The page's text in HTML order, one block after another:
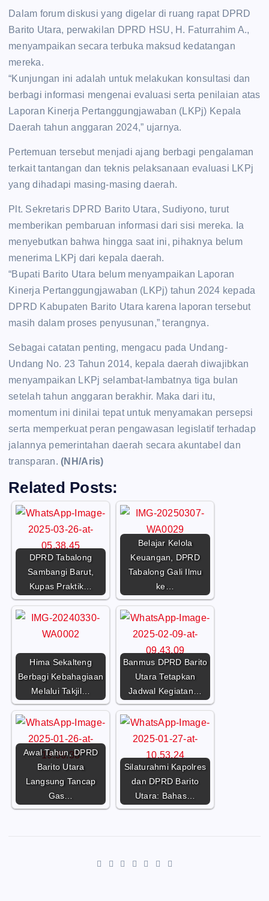
Dalam forum diskusi yang digelar di ruang rapat DPRD
Barito Utara, perwakilan DPRD HSU, H. Faturrahim A.,
menyampaikan secara terbuka maksud kedatangan
mereka.
“Kunjungan ini adalah untuk melakukan konsultasi dan
berbagi informasi mengenai evaluasi serta penilaian atas
Laporan Kinerja Pertanggungjawaban (LKPj) Kepala
Daerah tahun anggaran 2024,” ujarnya.
Pertemuan tersebut menjadi ajang berbagi pengalaman
terkait tantangan dan teknis pelaksanaan evaluasi LKPj
yang dihadapi masing-masing daerah.
Plt. Sekretaris DPRD Barito Utara, Sudiyono, turut
memberikan pembaruan informasi dari sisi mereka. Ia
menyebutkan bahwa hingga saat ini, pihaknya belum
menerima LKPj dari kepala daerah.
“Bupati Barito Utara belum menyampaikan Laporan
Kinerja Pertanggungjawaban (LKPj) tahun 2024 kepada
DPRD Kabupaten Barito Utara karena laporan tersebut
masih dalam proses penyusunan,” terangnya.
Sebagai catatan penting, mengacu pada Undang-
Undang No. 23 Tahun 2014, kepala daerah diwajibkan
menyampaikan LKPj selambat-lambatnya tiga bulan
setelah tahun anggaran berakhir. Maka dari itu,
momentum ini dinilai tepat untuk menyamakan persepsi
serta memperkuat peran pengawasan legislatif terhadap
jalannya pemerintahan daerah secara akuntabel dan
transparan.(NH/Aris)
Related Posts:
DPRD Tabalong
Sambangi Barut,
Kupas Praktik…
Belajar Kelola
Keuangan, DPRD
Tabalong Gali Ilmu
ke…
Hima Sekalteng
Berbagi Kebahagiaan
Melalui Takjil…
Banmus DPRD Barito
Utara Tetapkan
Jadwal Kegiatan…
Awal Tahun, DPRD
Barito Utara
Langsung Tancap
Gas…
Silaturahmi Kapolres
dan DPRD Barito
Utara: Bahas…